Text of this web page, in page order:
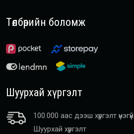
Төлбөрийн боломж
Шуурхай хүргэлт
100.000 аас дээш хүргэлт үнэгүй
Шуурхай хүргэлт